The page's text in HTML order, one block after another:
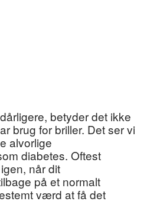
betyder det ikke
brug for briller. Det ser vi
alvorlige
diabetes. Oftest
når dit
på et normalt
værd at få det